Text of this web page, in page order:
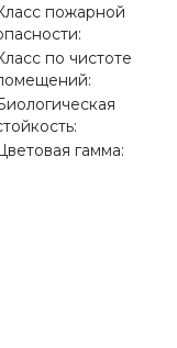
пожарной
по чистоте
гамма: